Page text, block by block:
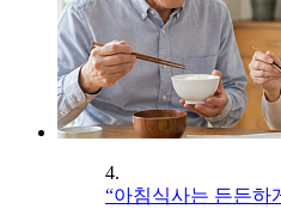
4.
“아침식사는 든든하